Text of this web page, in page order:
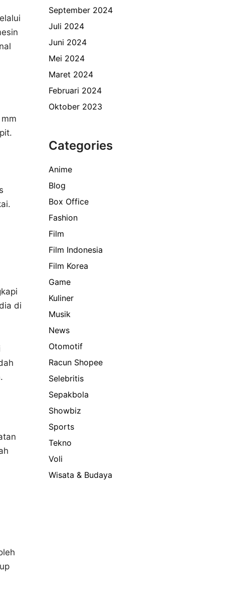
di
September 2024
Juli 2024
Juni 2024
Mei 2024
Maret 2024
Februari 2024
Oktober 2023
Categories
Anime
Blog
Box Office
Fashion
Film
Film Indonesia
Film Korea
Game
Kuliner
Musik
News
Otomotif
Racun Shopee
Selebritis
Sepakbola
Showbiz
Sports
Tekno
Voli
Wisata & Budaya